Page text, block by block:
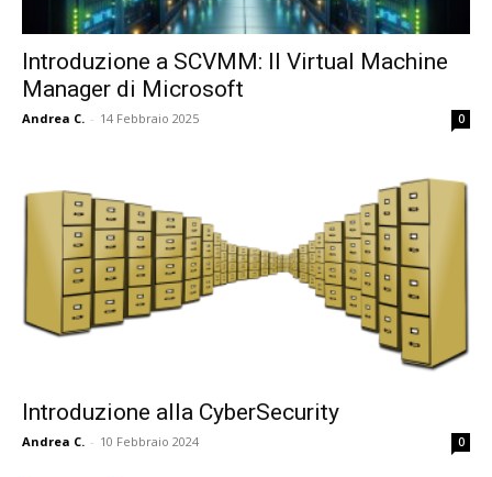
Introduzione a SCVMM: Il Virtual Machine
Manager di Microsoft
Andrea C. - 14 Febbraio 2025 0
Introduzione alla CyberSecurity
Andrea C. - 10 Febbraio 2024 0